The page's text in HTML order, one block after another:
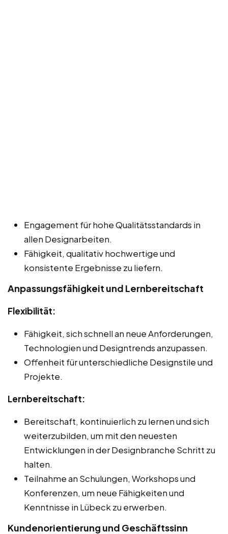
Engagement für hohe Qualitätsstandards in
allen Designarbeiten.
Fähigkeit, qualitativ hochwertige und
konsistente Ergebnisse zu liefern.
Anpassungsfähigkeit und Lernbereitschaft
Flexibilität:
Fähigkeit, sich schnell an neue Anforderungen,
Technologien und Designtrends anzupassen.
Offenheit für unterschiedliche Designstile und
Projekte.
Lernbereitschaft:
Bereitschaft, kontinuierlich zu lernen und sich
weiterzubilden, um mit den neuesten
Entwicklungen in der Designbranche Schritt zu
halten.
Teilnahme an Schulungen, Workshops und
Konferenzen, um neue Fähigkeiten und
Kenntnisse in Lübeck zu erwerben.
Kundenorientierung und Geschäftssinn